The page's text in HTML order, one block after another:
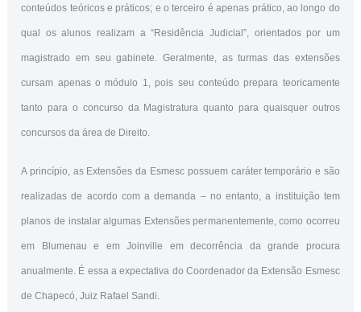
conteúdos teóricos e práticos; e o terceiro é apenas prático, ao longo do
qual os alunos realizam a “Residência Judicial”, orientados por um
magistrado em seu gabinete. Geralmente, as turmas das extensões
cursam apenas o módulo 1, pois seu conteúdo prepara teoricamente
tanto para o concurso da Magistratura quanto para quaisquer outros
concursos da área de Direito.
A princípio, as Extensões da Esmesc possuem caráter temporário e são
realizadas de acordo com a demanda – no entanto, a instituição tem
planos de instalar algumas Extensões permanentemente, como ocorreu
em Blumenau e em Joinville em decorrência da grande procura
anualmente. É essa a expectativa do Coordenador da Extensão Esmesc
de Chapecó, Juiz Rafael Sandi.